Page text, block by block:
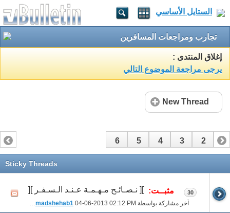
الستايل الأساسي
تجارب ومراجعات المسافرين
إغلاق المنتدى :
يرجى مراجعة الموضوع التالي
New Thread
1
2
3
4
5
6
Sticky Threads
مثبــت: ][ نـصـائـح مـهـمـة عـنـد الـسـفـر ][
آخر مشاركة بواسطة mohamadshehab1 04-06-2013 02:12 PM
30